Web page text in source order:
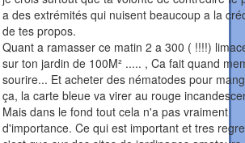
a des extrémités qui nuisent beaucoup a la
de tes propos.
Quant a ramasser ce matin 2 a 300 ( !!!!)
sur ton jardin de 100M² ..... , Ca fait quand
sourire... Et acheter des nématodes pour
ça, la carte bleue va virer au rouge
Mais dans le fond tout cela n'a pas vraiment
d'importance. Ce qui est important et tres